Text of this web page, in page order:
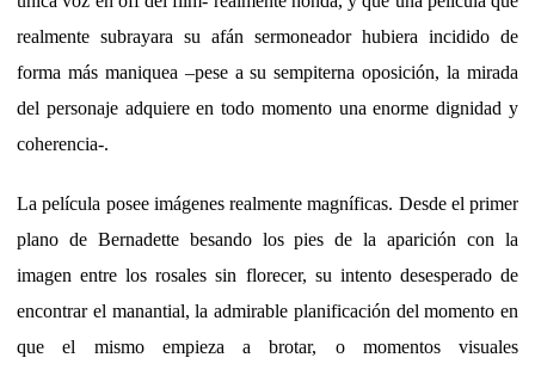
realmente subrayara su afán sermoneador hubiera incidido de
forma más maniquea –pese a su sempiterna oposición, la mirada
del personaje adquiere en todo momento una enorme dignidad y
coherencia-.
La película posee imágenes realmente magníficas. Desde el primer
plano de Bernadette besando los pies de la aparición con la
imagen entre los rosales sin florecer, su intento desesperado de
encontrar el manantial, la admirable planificación del momento en
que el mismo empieza a brotar, o momentos visuales